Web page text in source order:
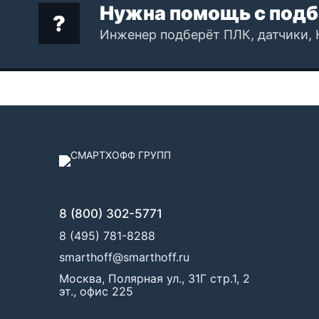
Нужна помощь с
Инженер подберёт ПЛК, датчики,
8 (800) 302-5771
8 (495) 781-8288
smarthoff@smarthoff.ru
Москва, Полярная ул., 31Г стр.1, 2
эт., офис 225